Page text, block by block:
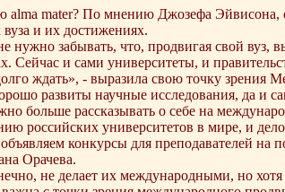
alma mater? По мнению Джозефа
и их достижениях.
забывать, что, продвигая свой вуз,
Сейчас и сами университеты, и
ждать», ‑ выразила свою точку зрения
развиты научные исследования, да и
больше рассказывать о себе на
российских университетов в мире, и
конкурсы для преподавателей на
Орачева.
не делает их международными, но